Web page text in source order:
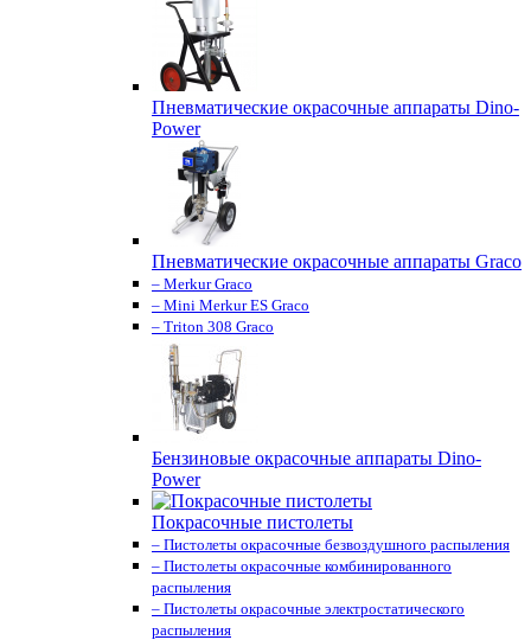
Пневматические окрасочные аппараты Dino-
Power
Пневматические окрасочные аппараты Graco
– Merkur Graco
– Mini Merkur ES Graco
– Triton 308 Graco
Бензиновые окрасочные аппараты Dino-
Power
Покрасочные пистолеты
– Пистолеты окрасочные безвоздушного распыления
– Пистолеты окрасочные комбинированного
распыления
– Пистолеты окрасочные электростатического
распыления